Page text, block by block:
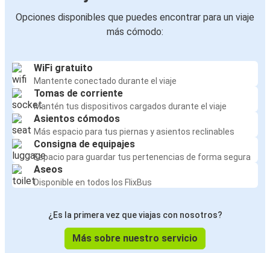
Opciones disponibles que puedes encontrar para un viaje
más cómodo:
WiFi gratuito
Mantente conectado durante el viaje
Tomas de corriente
Mantén tus dispositivos cargados durante el viaje
Asientos cómodos
Más espacio para tus piernas y asientos reclinables
Consigna de equipajes
Espacio para guardar tus pertenencias de forma segura
Aseos
Disponible en todos los FlixBus
¿Es la primera vez que viajas con nosotros?
Más sobre nuestro servicio